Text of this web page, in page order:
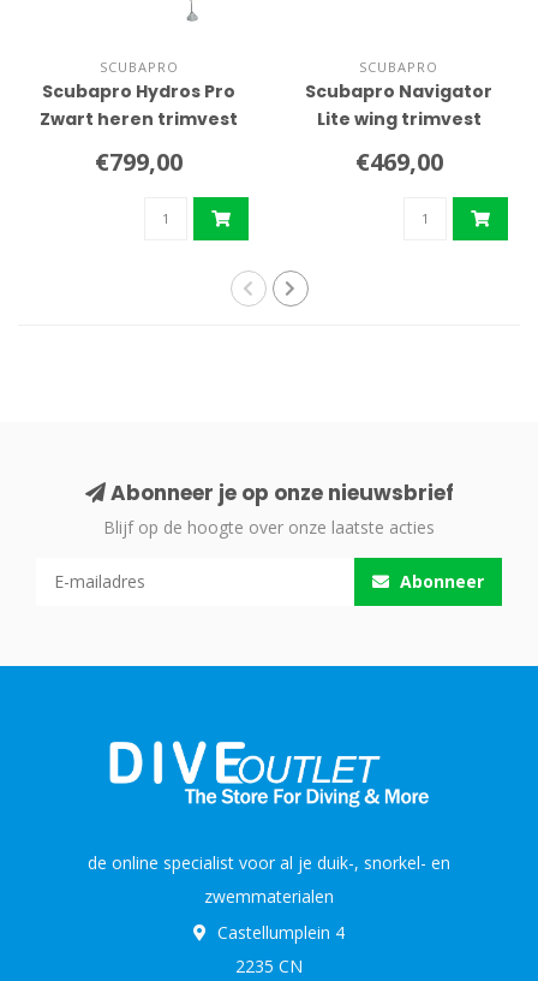
SCUBAPRO
Scubapro Hydros Pro
Zwart heren trimvest
€799,00
SCUBAPRO
Scubapro Navigator
Lite wing trimvest
€469,00
Abonneer je op onze nieuwsbrief
Blijf op de hoogte over onze laatste acties
Abonneer
de online specialist voor al je duik-, snorkel- en
zwemmaterialen
Castellumplein 4
2235 CN